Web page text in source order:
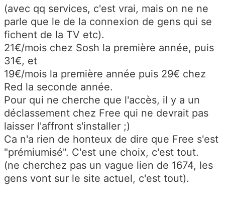
(avec qq services, c'est vrai, mais on ne ne
parle que le de la connexion de gens qui se
fichent de la TV etc).
21€/mois chez Sosh la première année, puis
31€, et
19€/mois la première année puis 29€ chez
Red la seconde année.
Pour qui ne cherche que l'accès, il y a un
déclassement chez Free qui ne devrait pas
laisser l'affront s'installer ;)
Ca n'a rien de honteux de dire que Free s'est
"prémiumisé". C'est une choix, c'est tout.
(ne cherchez pas un vague lien de 1674, les
gens vont sur le site actuel, c'est tout).